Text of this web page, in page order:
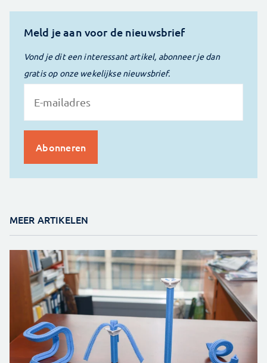
Meld je aan voor de nieuwsbrief
Vond je dit een interessant artikel, abonneer je dan
gratis op onze wekelijkse nieuwsbrief.
MEER ARTIKELEN